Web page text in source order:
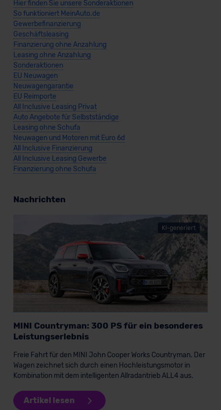
Hier finden Sie unsere Sonderaktionen
So funktioniert MeinAuto.de
Gewerbefinanzierung
Geschäftsleasing
Finanzierung ohne Anzahlung
Leasing ohne Anzahlung
Sonderaktionen
EU Neuwagen
Neuwagengarantie
EU Reimporte
All Inclusive Leasing Privat
Auto Angebote für Selbstständige
Leasing ohne Schufa
Neuwagen und Motoren mit Euro 6d
All Inclusive Finanzierung
All Inclusive Leasing Gewerbe
Finanzierung ohne Schufa
Nachrichten
KI-generiert
MINI Countryman: 300 PS für ein besonderes
Leistungserlebnis
Freie Fahrt für den MINI John Cooper Works Countryman. Der
Wagen zeichnet sich durch einen Hochleistungsmotor in
Kombination mit dem intelligenten Allradantrieb ALL4 aus.
Artikel lesen